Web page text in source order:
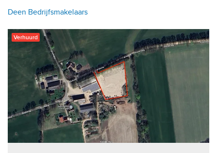
Deen Bedrijfsmakelaars
Verhuurd